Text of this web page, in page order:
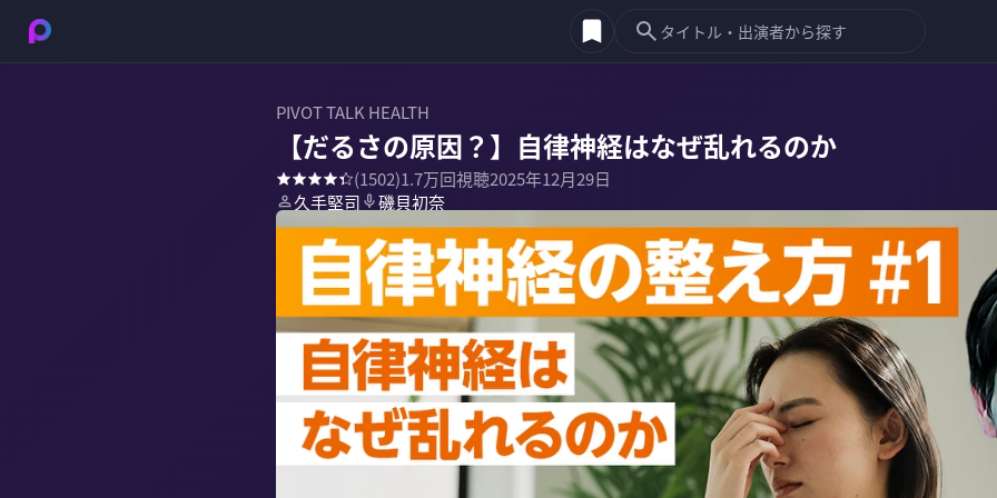
PIVOT TALK HEALTH
【だるさの原因？】自律神経はなぜ乱れるのか
(1502)1.7万回視聴2025年12月29日
久手堅司
磯貝初奈